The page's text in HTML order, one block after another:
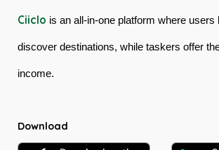
Ciiclo is an all-in-one platform where users
discover destinations, while taskers offer
income.
Download